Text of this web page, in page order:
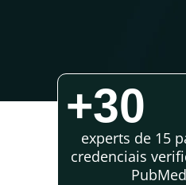
+30
experts de 15
credenciais
PubMed